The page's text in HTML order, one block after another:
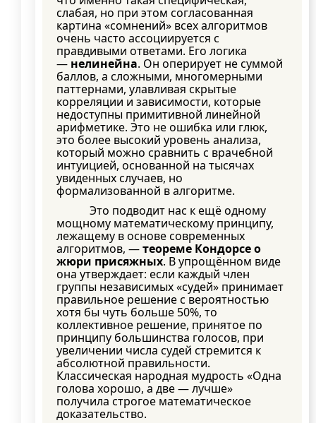
слабая, но при этом согласованная
картина «сомнений» всех алгоритмов
очень часто ассоциируется с
правдивыми ответами. Его логика
— нелинейна. Он оперирует не суммой
баллов, а сложными, многомерными
паттернами, улавливая скрытые
корреляции и зависимости, которые
недоступны примитивной линейной
арифметике. Это не ошибка или глюк,
это более высокий уровень анализа,
который можно сравнить с врачебной
интуицией, основанной на тысячах
увиденных случаев, но
формализованной в алгоритме.
Это подводит нас к ещё одному
мощному математическому принципу,
лежащему в основе современных
алгоритмов, —теореме Кондорсе о
жюри присяжных. В упрощённом виде
она утверждает: если каждый член
группы независимых «судей» принимает
правильное решение с вероятностью
хотя бы чуть больше 50%, то
коллективное решение, принятое по
принципу большинства голосов, при
увеличении числа судей стремится к
абсолютной правильности.
Классическая народная мудрость «Одна
голова хорошо, а две — лучше»
получила строгое математическое
доказательство.